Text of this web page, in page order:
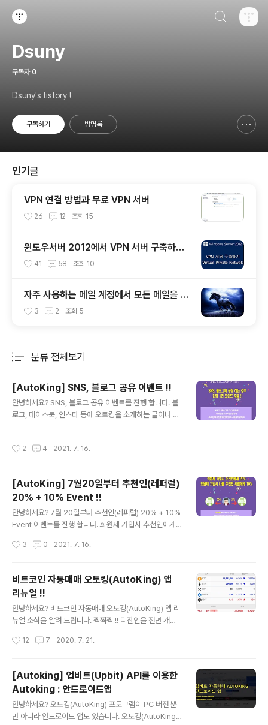
Dsuny
구독자 0
Dsuny's tistory !
구독하기 방명록
인기글
VPN 연결 방법과 무료 VPN 서버
26 12 조회 15
윈도우서버 2012에서 VPN 서버 구축하기
~!! 41 58 조회 10
자주 사용하는 메일 계정에서 모든 메일을 확
인 하자~!!
3 2 조회 5
분류 전체보기
[AutoKing] SNS, 블로그 공유 이벤트 !!
안녕하세요? SNS, 블로그 공유 이벤트를 진행 합니다. 블
로그, 페이스북, 인스타 등에 오토킹을 소개하는 글이나 오
트를 지급해 드립니다. ※ 공유한 내용이 너무 단순하거나
r AutoKing 안드로이드 앱 : https://play.google.co
m/store/apps/details?id=com.autoking.autoking
네이버 카페 : http://cafe.naver.com/autokings
2 4 2021. 7. 16.
[AutoKing] 7월20일부터 추천인(레퍼럴)
20% + 10% Event !!
안녕하세요? 7월 20일부터 추천인(레퍼럴) 20% + 10%
Event 이벤트를 진행 합니다. 회원제 가입시 추천인에게
로 지급 합니다. 예시1) 정회원 90일 결제를 하면 추천인에
9일 지급 예시2) 나를 추천한 5명이 정회원 30일을 결재
하면 본인에게는 6일 X 5명 = 30일 지급 이벤트로 지급
받는 사람은 정회원 이상, 최근 60일 이내 수익 이력이 있
는 회원만 적용 됩니다. 20%+10% 이벤트로 지급 받은
상품은 회원제 가입 한 당사자가 탈퇴하는 경우 회수가 됩
않습니다. 추천인(레퍼럴) 가입 링크 URL은 www.auto
3 0 2021. 7. 16.
비트코인 자동매매 오토킹(AutoKing) 앱
리뉴얼 !!
안녕하세요? 비트코인 자동매매 오토킹(AutoKing) 앱 리
뉴얼 소식을 알려 드립니다. 짝짝짝 !! 디잔인을 전면 개편
로 유튭 동영상도 제작하였습니다. 구글 플레이 앱 다운로
개 및 사용법 유튜브 동영상 오토킹(AutoKing) 안드로이
드 앱 - 01 설치, 가입 오토킹(AutoKing) 안드로이드 앱 -
02 API 발급, 등록 오토킹(AutoKing) 안드로이드 앱 - 0
3 환불주소등록 오토킹(AutoKing) 안드로이드 앱 - 04
12 7 2020. 7. 21.
[Autoking] 업비트(Upbit) API를 이용한
Autoking : 안드로이드앱
안녕하세요? 오토킹(AutoKing) 프로그램이 PC 버전 뿐
만 아니라 안드로이드 앱도 있습니다. 오토킹(AutoKing)